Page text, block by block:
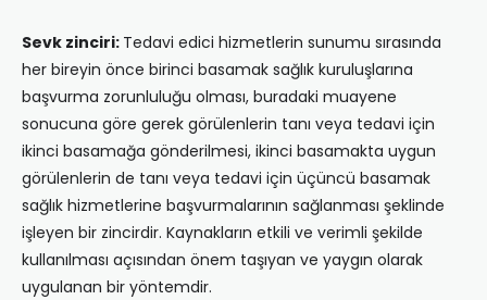
Sevk zinciri: Tedavi edici hizmetlerin sunumu sırasında
her bireyin önce birinci basamak sağlık kuruluşlarına
başvurma zorunluluğu olması, buradaki muayene
sonucuna göre gerek görülenlerin tanı veya tedavi için
ikinci basamağa gönderilmesi, ikinci basamakta uygun
görülenlerin de tanı veya tedavi için üçüncü basamak
sağlık hizmetlerine başvurmalarının sağlanması şeklinde
işleyen bir zincirdir. Kaynakların etkili ve verimli şekilde
kullanılması açısından önem taşıyan ve yaygın olarak
uygulanan bir yöntemdir.